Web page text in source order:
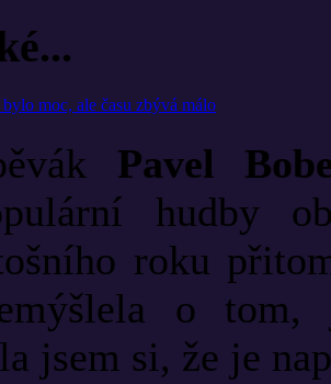
moc, ale času zbývá málo
Pavel
hudby
roku
o tom,
jsem si, že je